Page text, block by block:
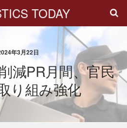
TODAY
年3月22日
減PR月間、官民
り組み強化